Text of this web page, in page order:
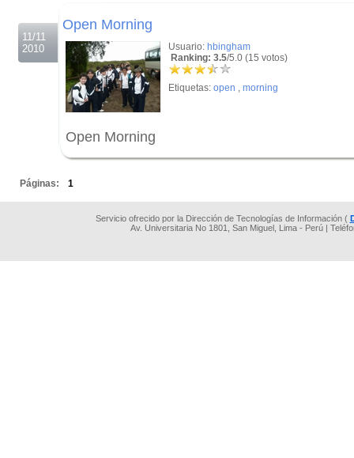
11/11
2010
Open Morning
Usuario: hbingham
Ranking: 3.5/5.0 (15 votos)
Etiquetas: open , morning
Open Morning
Páginas: 1
Servicio ofrecido por la Dirección de Tecnologías de Información (
Av. Universitaria No 1801, San Miguel, Lima - Perú |